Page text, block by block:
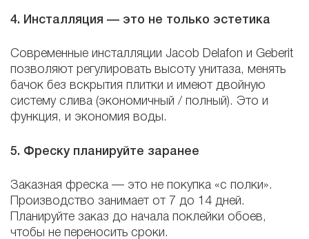
4. Инсталляция — это не только эстетика
Современные инсталляции Jacob Delafon и Geberit
позволяют регулировать высоту унитаза, менять
бачок без вскрытия плитки и имеют двойную
систему слива (экономичный / полный). Это и
функция, и экономия воды.
5. Фреску планируйте заранее
Заказная фреска — это не покупка «с полки».
Производство занимает от 7 до 14 дней.
Планируйте заказ до начала поклейки обоев,
чтобы не переносить сроки.